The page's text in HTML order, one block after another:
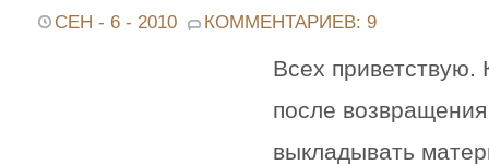
СЕН - 6 - 2010 КОММЕНТАРИЕВ: 9
Всех приветствую.
после
выкладывать